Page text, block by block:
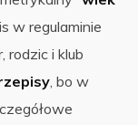
w regulaminie
rodzic i klub
, bo w